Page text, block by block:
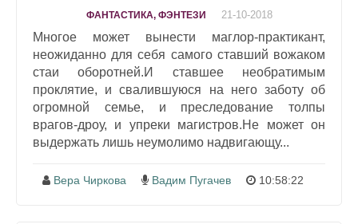
ФАНТАСТИКА, ФЭНТЕЗИ 21-10-2018
Многое может вынести маглор-практикант,
неожиданно для себя самого ставший вожаком
стаи оборотней.И ставшее необратимым
проклятие, и свалившуюся на него заботу об
огромной семье, и преследование толпы
врагов-дроу, и упреки магистров.Не может он
выдержать лишь неумолимо надвигающу...
Вера Чиркова Вадим Пугачев 10:58:22